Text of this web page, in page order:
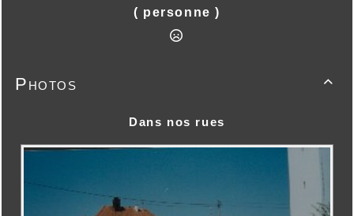
( personne )

Photos
Dans nos rues